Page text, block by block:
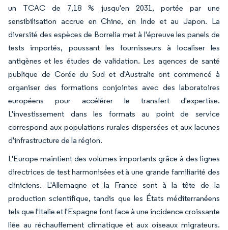
un TCAC de 7,18 % jusqu'en 2031, portée par une
sensibilisation accrue en Chine, en Inde et au Japon. La
diversité des espèces de Borrelia met à l'épreuve les panels de
tests importés, poussant les fournisseurs à localiser les
antigènes et les études de validation. Les agences de santé
publique de Corée du Sud et d'Australie ont commencé à
organiser des formations conjointes avec des laboratoires
européens pour accélérer le transfert d'expertise.
L'investissement dans les formats au point de service
correspond aux populations rurales dispersées et aux lacunes
d'infrastructure de la région.
L'Europe maintient des volumes importants grâce à des lignes
directrices de test harmonisées et à une grande familiarité des
cliniciens. L'Allemagne et la France sont à la tête de la
production scientifique, tandis que les États méditerranéens
tels que l'Italie et l'Espagne font face à une incidence croissante
liée au réchauffement climatique et aux oiseaux migrateurs.